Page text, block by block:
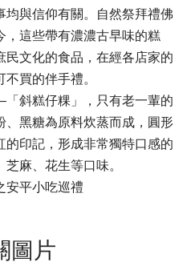
與信仰有關。自然祭拜禮佛
，這些帶有濃濃古早味的糕
文化的食品，在經各店家的
買的伴手禮。
斜糕仔粿」，只有老一輩的
、黑糖為原料炊蒸而成，圓形
印記，形成非常獨特口感的
麻、花生等口味。
安平小吃巡禮
圖片